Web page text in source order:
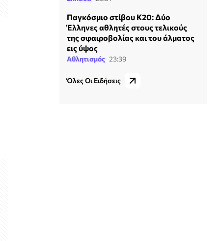
Παγκόσμιο στίβου Κ20: Δύο
Έλληνες αθλητές στους τελικούς
της σφαιροβολίας και του άλματος
εις ύψος
Αθλητισμός 23:39
Όλες Οι Ειδήσεις